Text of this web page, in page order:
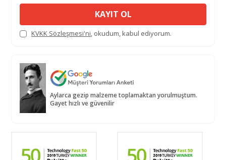
KAYIT OL
KVKK Sözleşmesi'ni, okudum, kabul ediyorum.
Aylarca gezip malzeme toplamaktan yorulmuştum.
Gayet hızlı ve güvenilir